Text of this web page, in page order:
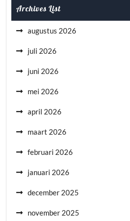
Archives List
augustus 2026
juli 2026
juni 2026
mei 2026
april 2026
maart 2026
februari 2026
januari 2026
december 2025
november 2025